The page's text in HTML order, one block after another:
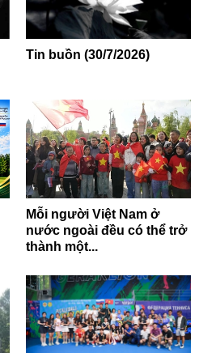
Tin buồn (30/7/2026)
Mỗi người Việt Nam ở
nước ngoài đều có thể trở
thành một...